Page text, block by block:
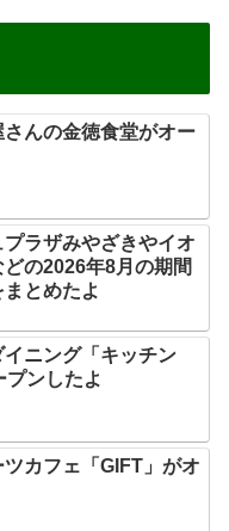
さんの金徳食堂がオー
プラザみやざきやイオ
の2026年8月の期間
とめたよ
イニング「キッチン
プンしたよ
ツカフェ「GIFT」がオ